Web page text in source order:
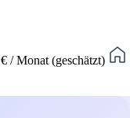
/ Monat (geschätzt)